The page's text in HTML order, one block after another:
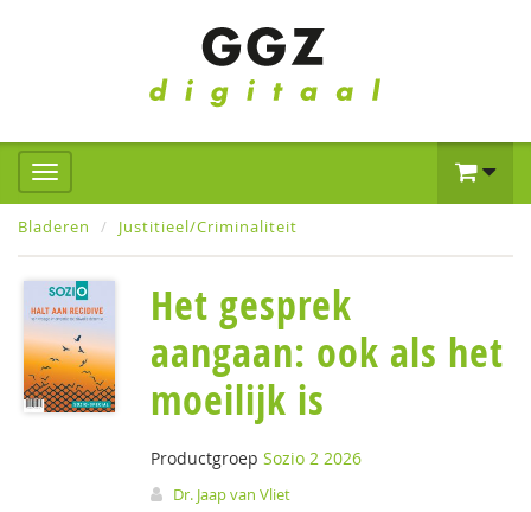
Bladeren Justitieel/Criminaliteit
Het gesprek
aangaan: ook als het
moeilijk is
Productgroep Sozio 2 2026
Dr. Jaap van Vliet